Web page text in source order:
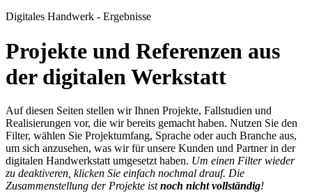
Digitales Handwerk - Ergebnisse
Projekte und Referenzen aus
der digitalen Werkstatt
Auf diesen Seiten stellen wir Ihnen Projekte, Fallstudien und
Realisierungen vor, die wir bereits gemacht haben. Nutzen Sie den
Filter, wählen Sie Projektumfang, Sprache oder auch Branche aus,
um sich anzusehen, was wir für unsere Kunden und Partner in der
digitalen Handwerkstatt umgesetzt haben. Um einen Filter wieder
zu deaktiveren, klicken Sie einfach nochmal drauf. Die
Zusammenstellung der Projekte istnoch nicht vollständig!